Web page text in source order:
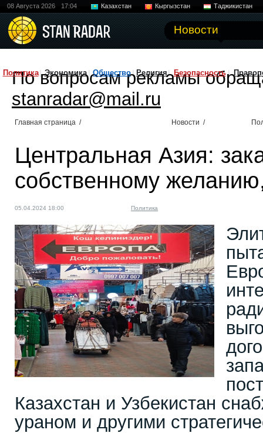
08 Августа 2026 17:04 Казахстан Кыргызстан Таджикистан
Новости
Политика Экономика Общество Религия Безопасность
По вопросам рекламы
stanradar@mail.ru
Главная страница / Новости /
Центральная Азия:
собственному
05.04.2024 18:00 Политика
Казахстан и Узбекистан
ураном и другими